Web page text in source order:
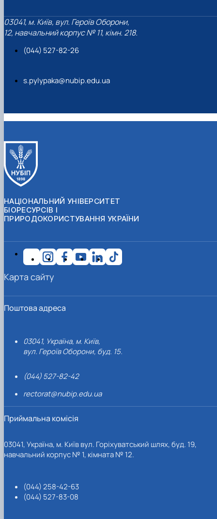
03041, м. Київ, вул. Героїв Оборони,
12, навчальний корпус № 11, кімн. 218.
(044) 527-82-26
s.pylypaka@nubip.edu.ua
НАЦІОНАЛЬНИЙ УНІВЕРСИТЕТ
БІОРЕСУРСІВ І
ПРИРОДОКОРИСТУВАННЯ УКРАЇНИ
Поштова адреса
03041, Україна, м. Київ,
вул. Героїв Оборони, буд. 15.
(044) 527-82-42
rectorat@nubip.edu.ua
Приймальна комісія
03041, Україна, м. Київ вул. Горіхуватський шлях, буд. 19,
навчальний корпус № 1, кімната № 12.
(044) 258-42-63
(044) 527-83-08
Карта сайту